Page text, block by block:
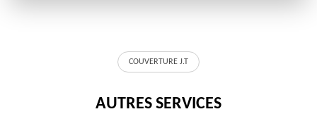
COUVERTURE J.T
AUTRES SERVICES